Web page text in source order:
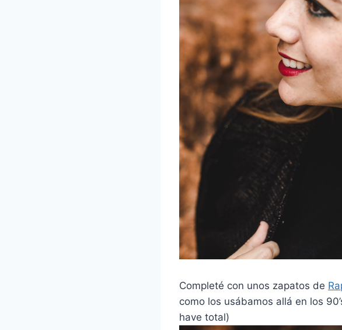
Completé con unos zapatos de
como los usábamos allá en los
have total)